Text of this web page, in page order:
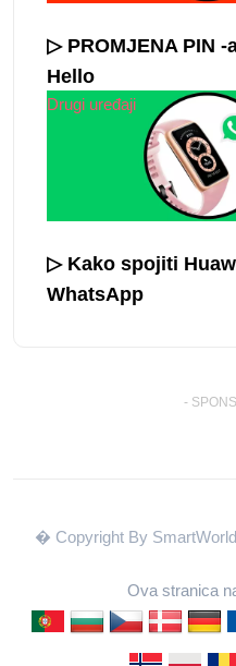
▷ PROMJENA PIN
Hello
Drugi uređaji
▷ Kako spojiti
WhatsApp
-
� Copyright By
Ova stranica